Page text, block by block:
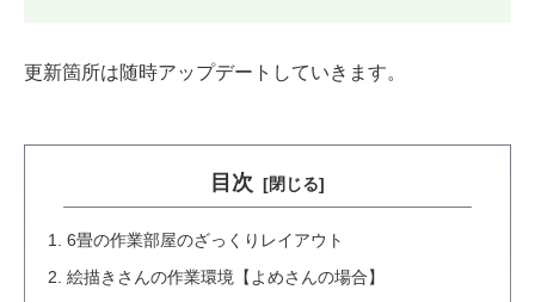
更新箇所は随時アップデートしていきます。
目次
6畳の作業部屋のざっくりレイアウト
絵描きさんの作業環境【よめさんの場合】